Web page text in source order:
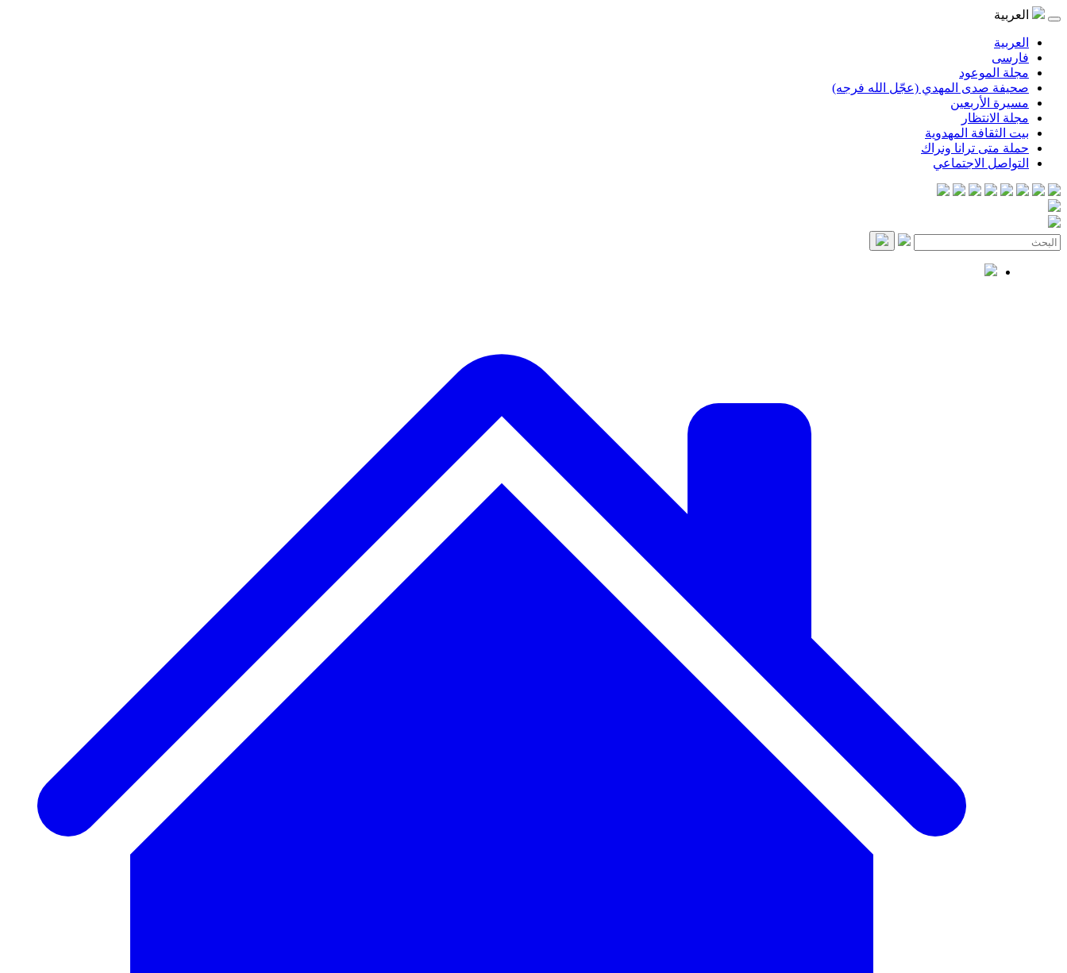
العربية
العربية
فارسی
مجلة الموعود
صحيفة صدى المهدي (عجّل الله فرجه)
مسيرة الأربعين
مجلة الانتظار
بيت الثقافة المهدوية
حملة متى ترانا ونراك
التواصل الاجتماعي